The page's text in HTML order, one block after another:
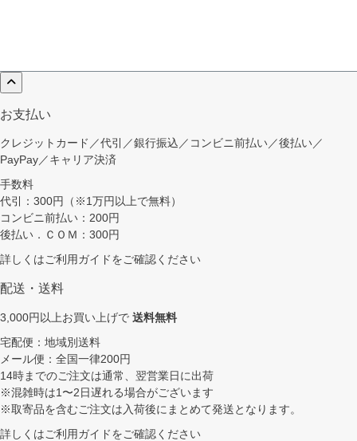
お支払い
クレジットカード／代引／銀行振込／コンビニ前払い／後払い／
PayPay／キャリア決済
手数料
代引：300円（※1万円以上で無料）
コンビニ前払い：200円
後払い．ＣＯＭ：300円
詳しくはご利用ガイドをご確認ください
配送・送料
3,000円以上お買い上げで 送料無料
宅配便：地域別送料
メール便：全国一律200円
14時までのご注文は通常、翌営業日に出荷
※混雑時は1〜2日遅れる場合がございます
※取寄品を含むご注文は入荷後にまとめて発送となります。
詳しくはご利用ガイドをご確認ください